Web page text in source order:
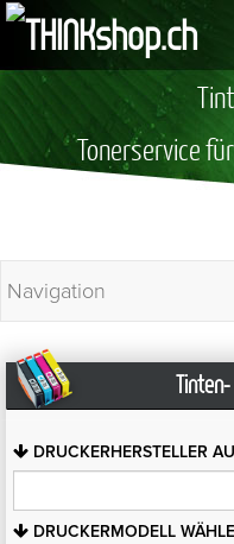
Tonerservice
Navigation
DRUCKERHERSTELLER
DRUCKERMODELL